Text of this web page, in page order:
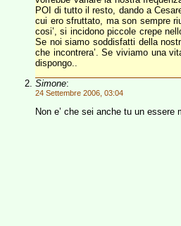
POI di tutto il resto, dando a
cui ero sfruttato, ma son sempre
cosi’, si incidono piccole crepe
Se noi siamo soddisfatti della
che incontrera’. Se viviamo una
dispongo..
Simone:
24 Settembre 2006, 03:04
Non e’ che sei anche tu un